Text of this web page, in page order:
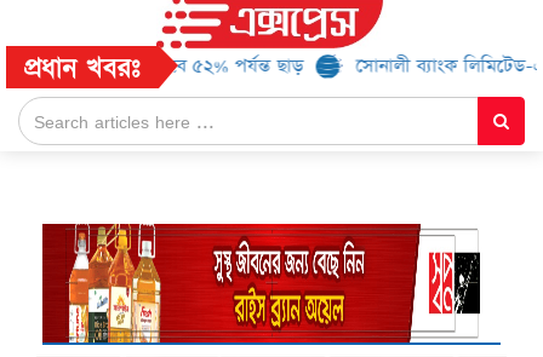
প্রধান খবরঃ
মিলবে ৫২% পর্যন্ত ছাড় সোনালী ব্যাংক লিমিটেড-এর ‘কৃষক